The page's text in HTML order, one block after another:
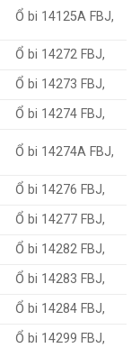
Ổ bi 14125A FBJ,
Ổ bi 14272 FBJ,
Ổ bi 14273 FBJ,
Ổ bi 14274 FBJ,
Ổ bi 14274A FBJ,
Ổ bi 14276 FBJ,
Ổ bi 14277 FBJ,
Ổ bi 14282 FBJ,
Ổ bi 14283 FBJ,
Ổ bi 14284 FBJ,
Ổ bi 14299 FBJ,